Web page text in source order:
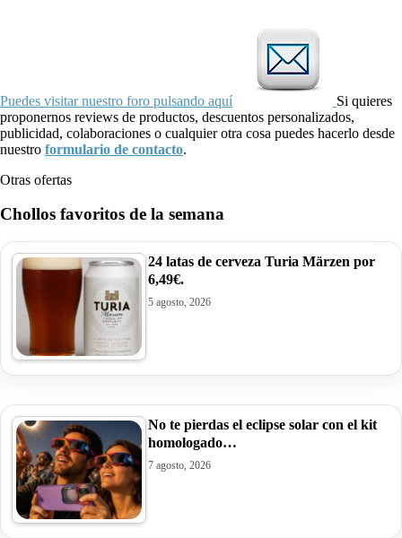
Puedes visitar nuestro foro pulsando aquí
Si quieres
proponernos reviews de productos, descuentos personalizados,
publicidad, colaboraciones o cualquier otra cosa puedes hacerlo desde
nuestro formulario de contacto.
Otras ofertas
Chollos favoritos de la semana
24 latas de cerveza Turia Märzen por
6,49€.
5 agosto, 2026
No te pierdas el eclipse solar con el kit
homologado…
7 agosto, 2026